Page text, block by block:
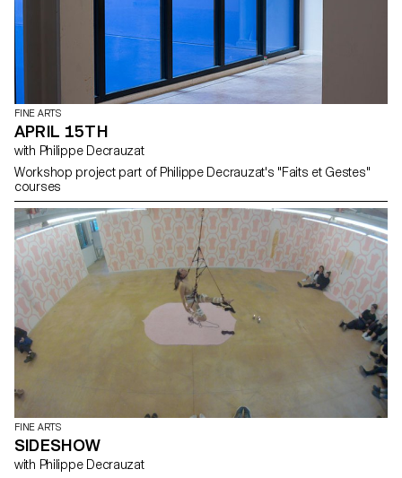
FINE ARTS
APRIL 15TH
with Philippe Decrauzat
Workshop project part of Philippe Decrauzat's "Faits et Gestes"
courses
FINE ARTS
SIDESHOW
with Philippe Decrauzat